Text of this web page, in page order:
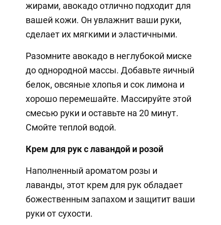
жирами, авокадо отлично подходит для
вашей кожи. Он увлажнит ваши руки,
сделает их мягкими и эластичными.
Разомните авокадо в неглубокой миске
до однородной массы. Добавьте яичный
белок, овсяные хлопья и сок лимона и
хорошо перемешайте. Массируйте этой
смесью руки и оставьте на 20 минут.
Смойте теплой водой.
Крем для рук с лавандой и розой
Наполненный ароматом розы и
лаванды, этот крем для рук обладает
божественным запахом и защитит ваши
руки от сухости.